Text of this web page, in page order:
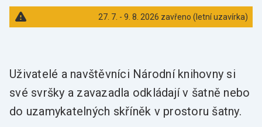
27. 7. - 9. 8. 2026 zavřeno (letní uzavírka)
Uživatelé a navštěvníci Národní knihovny si
své svršky a zavazadla odkládají v šatně nebo
do uzamykatelných skříněk v prostoru šatny.